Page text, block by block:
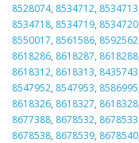
8528074, 8534712, 8534713
8534718, 8534719, 8534720
8550017, 8561586, 8592562
8618286, 8618287, 8618288
8618312, 8618313, 8435743
8547952, 8547953, 8586995
8618326, 8618327, 8618328
8677388, 8678532, 8678533
8678538, 8678539, 8678540